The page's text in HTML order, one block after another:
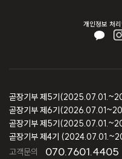
개인정보 처리
고객문의 070.7601.4405